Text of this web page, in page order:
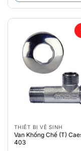
THIẾT BỊ VỆ SINH
Van Khống Chế (T)
403